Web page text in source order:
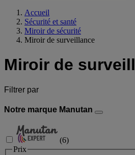
Accueil
Sécurité et santé
Miroir de sécurité
Miroir de surveillance
Miroir de
Filtrer par
Notre marque Manutan
(6)
Prix